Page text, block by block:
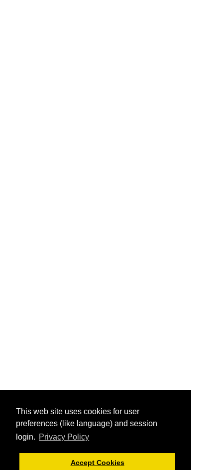
This web site uses cookies for user
preferences (like language) and session
login. Privacy Policy
Accept Cookies